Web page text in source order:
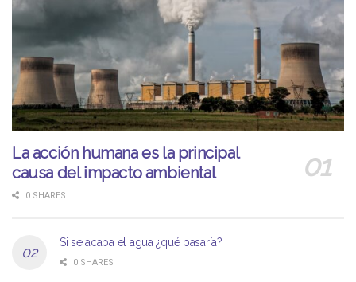
La acción humana es la principal
causa del impacto ambiental
0 SHARES
Si se acaba el agua ¿qué pasaría?
0 SHARES